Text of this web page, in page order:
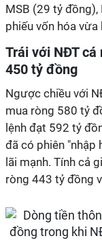
MSB (29 tỷ đồng),
phiếu vốn hóa vừa
Trái với NĐT cá
450 tỷ đồng
Ngược chiều với
mua ròng 580 tỷ
lệnh đạt 592 tỷ
đã có phiên "nhập
lãi mạnh. Tính cả
ròng 443 tỷ đồng